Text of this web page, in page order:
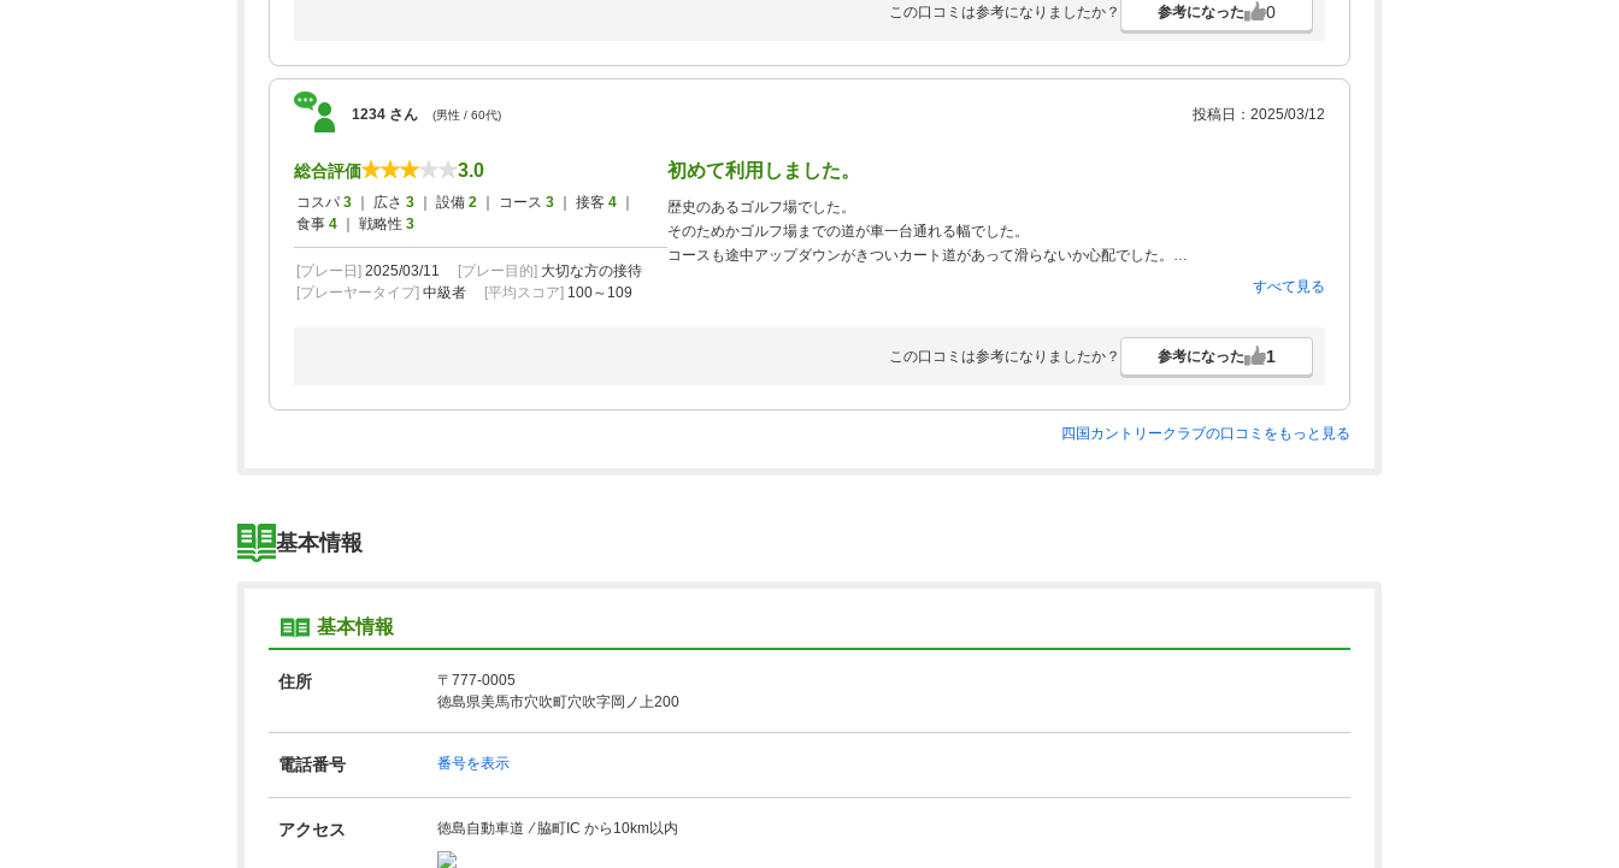
この口コミは参考になりましたか？ 参考になった 0
1234 さん (男性 / 60代) 投稿日：2025/03/12
総合評価 3.0
コスパ 3 ｜ 広さ 3 ｜ 設備 2 ｜ コース 3 ｜ 接客 4
食事 4 ｜ 戦略性 3
[プレー日] 2025/03/11 [プレー目的] 大切な方の接待
[プレーヤータイプ] 中級者 [平均スコア] 100～109
初めて利用しました。
歴史のあるゴルフ場でした。
そのためかゴルフ場までの道が車一台通れる幅でした。
コースも途中アップダウンがきついカート道があって滑らないか心配でした。
すべて見る
この口コミは参考になりましたか？ 参考になった 1
四国カントリークラブの口コミをもっと見る
基本情報
基本情報
住所
〒777-0005
徳島県美馬市穴吹町穴吹字岡ノ上200
電話番号 番号を表示
アクセス 徳島自動車道 ⁄ 脇町IC から10km以内